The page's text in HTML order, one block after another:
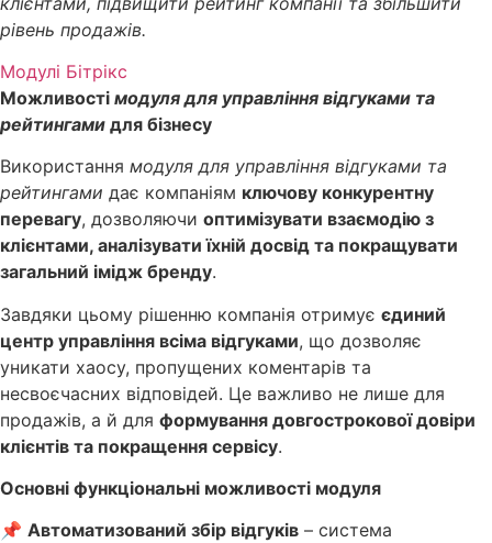
рівень продажів.
Модулі Бітрікс
Можливості модуля для управління відгуками та
рейтингами для бізнесу
Використання модуля для управління відгуками та
рейтингами дає компаніям ключову конкурентну
перевагу, дозволяючи оптимізувати взаємодію з
клієнтами, аналізувати їхній досвід та покращувати
загальний імідж бренду.
Завдяки цьому рішенню компанія отримує єдиний
центр управління всіма відгуками, що дозволяє
уникати хаосу, пропущених коментарів та
несвоєчасних відповідей. Це важливо не лише для
продажів, а й для формування довгострокової довіри
клієнтів та покращення сервісу.
Основні функціональні можливості модуля
📌 Автоматизований збір відгуків – система